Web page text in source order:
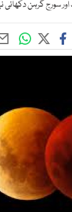
اور سورج گرہن